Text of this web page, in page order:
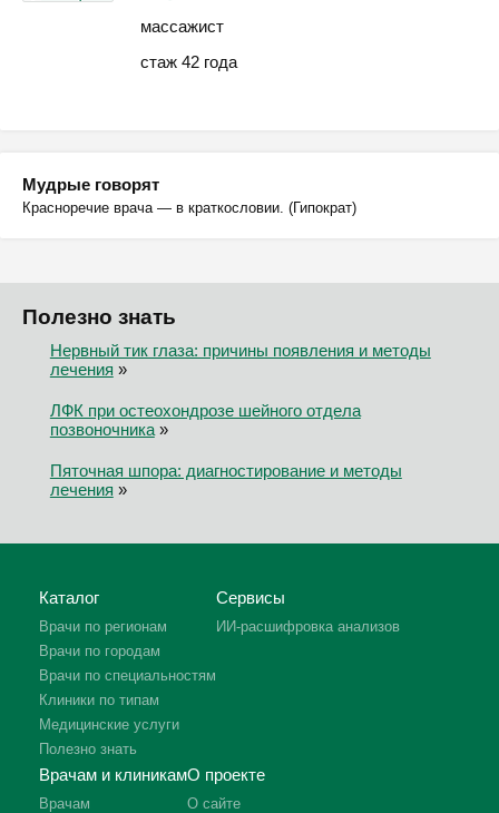
массажист
стаж 42 года
Мудрые говорят
Красноречие врача — в краткословии. (Гипократ)
Полезно знать
Нервный тик глаза: причины появления и методы
лечения »
ЛФК при остеохондрозе шейного отдела
позвоночника»
Пяточная шпора: диагностирование и методы
лечения »
Каталог
Врачи по регионам
Врачи по городам
Врачи по специальностям
Клиники по типам
Медицинские услуги
Полезно знать
Сервисы
ИИ-расшифровка анализов
Врачам и клиникам
Врачам
О проекте
О сайте